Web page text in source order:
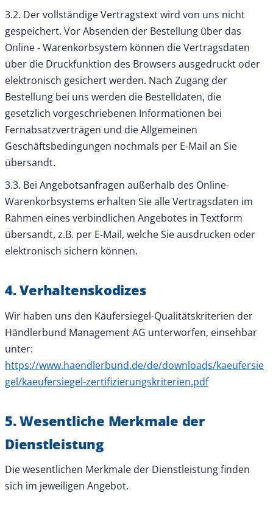
3.2. Der vollständige Vertragstext wird von uns nicht
gespeichert. Vor Absenden der Bestellung über das
Online - Warenkorbsystem können die Vertragsdaten
über die Druckfunktion des Browsers ausgedruckt oder
elektronisch gesichert werden. Nach Zugang der
Bestellung bei uns werden die Bestelldaten, die
gesetzlich vorgeschriebenen Informationen bei
Fernabsatzverträgen und die Allgemeinen
Geschäftsbedingungen nochmals per E-Mail an Sie
übersandt.
3.3. Bei Angebotsanfragen außerhalb des Online-
Warenkorbsystems erhalten Sie alle Vertragsdaten im
Rahmen eines verbindlichen Angebotes in Textform
übersandt, z.B. per E-Mail, welche Sie ausdrucken oder
elektronisch sichern können.
4. Verhaltenskodizes
Wir haben uns den Käufersiegel-Qualitätskriterien der
Händlerbund Management AG unterworfen, einsehbar
unter:
https://www.haendlerbund.de/de/downloads/kaeufersie
gel/kaeufersiegel-zertifizierungskriterien.pdf
5. Wesentliche Merkmale der
Dienstleistung
Die wesentlichen Merkmale der Dienstleistung finden
sich im jeweiligen Angebot.